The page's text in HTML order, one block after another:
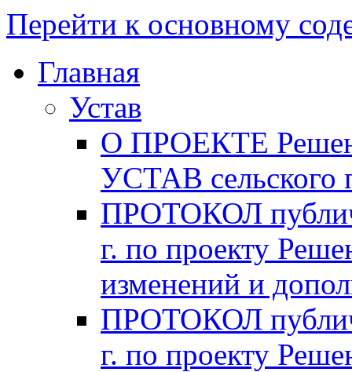
Перейти к основному
Главная
Устав
О ПРОЕКТЕ
УСТАВ сельского
ПРОТОКОЛ
г. по проекту
изменений и
ПРОТОКОЛ
г. по проекту